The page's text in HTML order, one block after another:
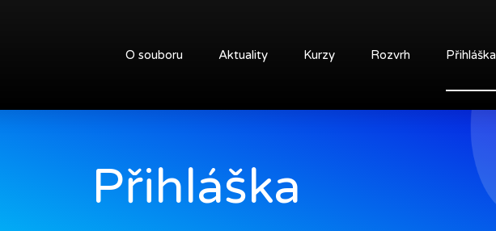
O souboru Aktuality Kurzy Rozvrh Přihláška
Přihláška